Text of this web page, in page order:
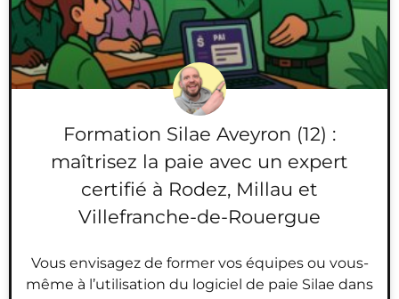
Formation Silae Aveyron (12) :
maîtrisez la paie avec un expert
certifié à Rodez, Millau et
Villefranche-de-Rouergue
Vous envisagez de former vos équipes ou vous-
même à l’utilisation du logiciel de paie Silae dans